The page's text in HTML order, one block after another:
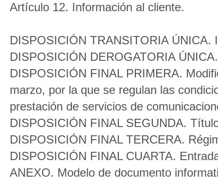
Artículo 12. Información al cliente.
DISPOSICIÓN TRANSITORIA ÚNICA.
DISPOSICIÓN DEROGATORIA
DISPOSICIÓN FINAL PRIMERA.
marzo, por la que se regulan las
prestación de servicios de
DISPOSICIÓN FINAL SEGUNDA.
DISPOSICIÓN FINAL TERCERA.
DISPOSICIÓN FINAL CUARTA.
ANEXO. Modelo de documento